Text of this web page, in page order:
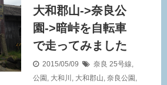
大和郡山->奈良公
園->暗峠を自転車
で走ってみました
2015/05/09 奈良 25号線,
公園 , 大和川 , 大和郡山, 奈良公園 ,